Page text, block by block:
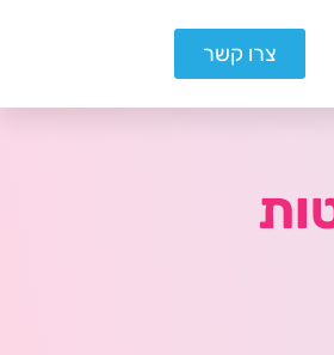
צרו קשר